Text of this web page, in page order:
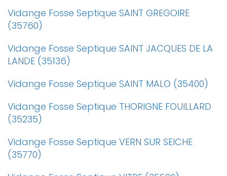
Vidange Fosse Septique SAINT GREGOIRE
(35760)
Vidange Fosse Septique SAINT JACQUES DE LA
LANDE (35136)
Vidange Fosse Septique SAINT MALO (35400)
Vidange Fosse Septique THORIGNE FOUILLARD
(35235)
Vidange Fosse Septique VERN SUR SEICHE
(35770)